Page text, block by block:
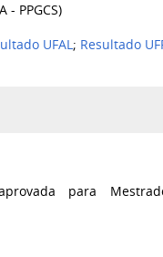
- PPGCS)
UFAL; Resultado
para